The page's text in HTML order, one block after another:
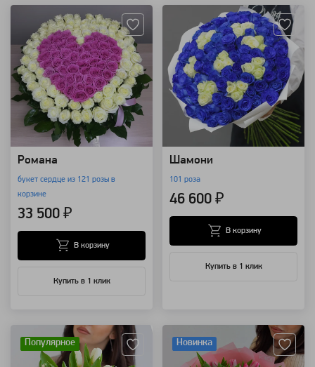
Романа
букет сердце из 121 розы в
корзине
33 500 ₽
Купить в 1 клик
В корзину
Шамони
101 роза
46 600 ₽
Купить в 1 клик
В корзину
Популярное Новинка